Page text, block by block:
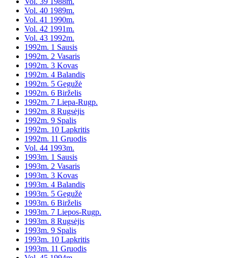
Vol. 40 1989m.
Vol. 41 1990m.
Vol. 42 1991m.
Vol. 43 1992m.
1992m. 1 Sausis
1992m. 2 Vasaris
1992m. 3 Kovas
1992m. 4 Balandis
1992m. 5 Gegužė
1992m. 6 Birželis
1992m. 7 Liepa-Rugp.
1992m. 8 Rugsėjis
1992m. 9 Spalis
1992m. 10 Lapkritis
1992m. 11 Gruodis
Vol. 44 1993m.
1993m. 1 Sausis
1993m. 2 Vasaris
1993m. 3 Kovas
1993m. 4 Balandis
1993m. 5 Gegužė
1993m. 6 Birželis
1993m. 7 Liepos-Rugp.
1993m. 8 Rugsėjis
1993m. 9 Spalis
1993m. 10 Lapkritis
1993m. 11 Gruodis